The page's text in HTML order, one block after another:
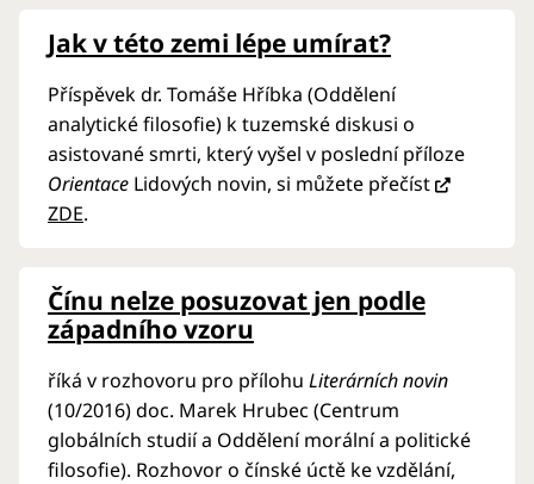
Jak v této zemi lépe umírat?
Příspěvek dr. Tomáše Hříbka (Oddělení
analytické filosofie) k tuzemské diskusi o
asistované smrti, který vyšel v poslední příloze
Orientace Lidových novin, si můžete přečíst
ZDE.
Čínu nelze posuzovat jen podle
západního vzoru
říká v rozhovoru pro přílohu Literárních novin
(10/2016) doc. Marek Hrubec (Centrum
globálních studií a Oddělení morální a politické
filosofie). Rozhovor o čínské úctě ke vzdělání,